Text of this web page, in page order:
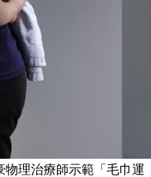
物理治療師示範「毛巾運